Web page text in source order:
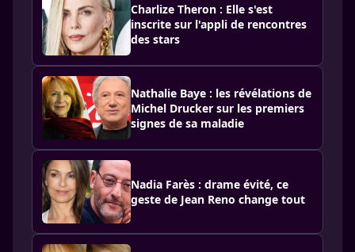
Charlize Theron : Elle s'est
inscrite sur l'appli de rencontres
des stars
Nathalie Baye : les révélations de
Michel Drucker sur les premiers
signes de sa maladie
Nadia Farès : drame évité, ce
geste de Jean Reno change tout